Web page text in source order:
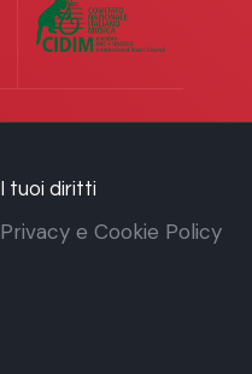
I tuoi diritti
Privacy e Cookie Policy